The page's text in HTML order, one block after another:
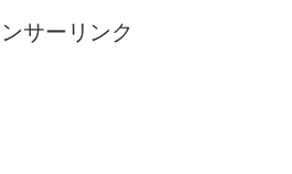
サーリンク